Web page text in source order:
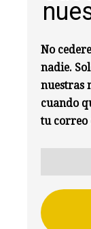
No
nadie.
nuestras
cuando
tu correo